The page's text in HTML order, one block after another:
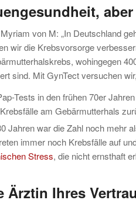
von M: „In Deutschland
wir die Krebsvorsorge
wohingegen
sind. Mit GynTect versuchen
Tests in den frühen 70er
am Gebärmutterhals
Jahren war die Zahl noch mehr
immer noch Krebsfälle auf
Stress, die nicht ernsthaft
Ärztin Ihres